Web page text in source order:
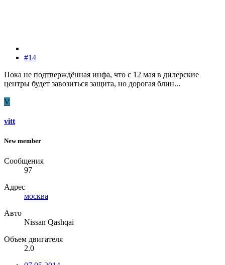
#14
Пока не подтверждённая инфа, что с 12 мая в дилерские
центры будет завозиться защита, но дорогая блин...
V
vitt
New member
Сообщения
97
Адрес
москва
Авто
Nissan Qashqai
Объем двигателя
2.0